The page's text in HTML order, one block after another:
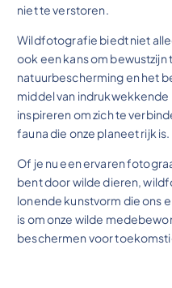
niet te verstoren.
Wildfotografie biedt niet
ook een kans om
natuurbescherming en het
middel van
inspireren om zich te
fauna die onze planeet rijk is.
Of je nu een ervaren
bent door wilde dieren,
lonende kunstvorm die ons
is om onze wilde
beschermen voor